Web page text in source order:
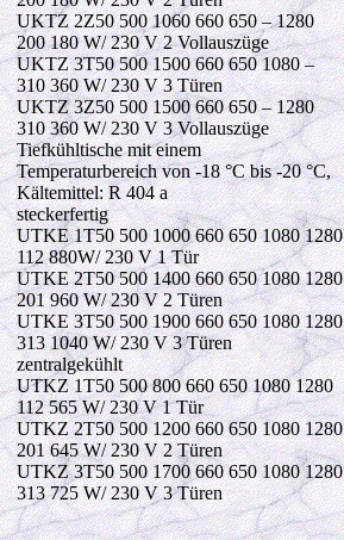
UKTZ 2Z50 500 1060 660 650 – 1280
200 180 W/ 230 V 2 Vollauszüge
UKTZ 3T50 500 1500 660 650 1080 –
310 360 W/ 230 V 3 Türen
UKTZ 3Z50 500 1500 660 650 – 1280
310 360 W/ 230 V 3 Vollauszüge
Tiefkühltische mit einem
Temperaturbereich von -18 °C bis -20 °C,
Kältemittel: R 404 a
steckerfertig
UTKE 1T50 500 1000 660 650 1080 1280
112 880W/ 230 V 1 Tür
UTKE 2T50 500 1400 660 650 1080 1280
201 960 W/ 230 V 2 Türen
UTKE 3T50 500 1900 660 650 1080 1280
313 1040 W/ 230 V 3 Türen
zentralgekühlt
UTKZ 1T50 500 800 660 650 1080 1280
112 565 W/ 230 V 1 Tür
UTKZ 2T50 500 1200 660 650 1080 1280
201 645 W/ 230 V 2 Türen
UTKZ 3T50 500 1700 660 650 1080 1280
313 725 W/ 230 V 3 Türen